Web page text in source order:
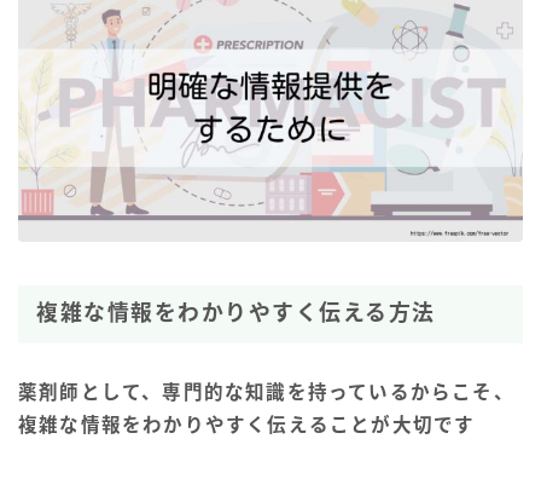
複雑な情報をわかりやすく伝える方法
薬剤師として、専門的な知識を持っているからこそ、
複雑な情報をわかりやすく伝えることが大切です